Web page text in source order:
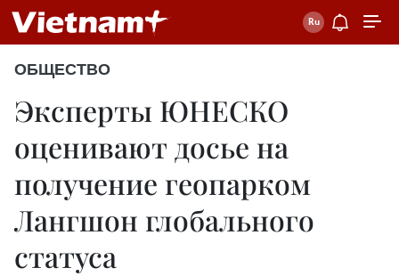
ОБЩЕСТВО
Эксперты ЮНЕСКО
оценивают досье на
получение геопарком
Лангшон глобального
статуса